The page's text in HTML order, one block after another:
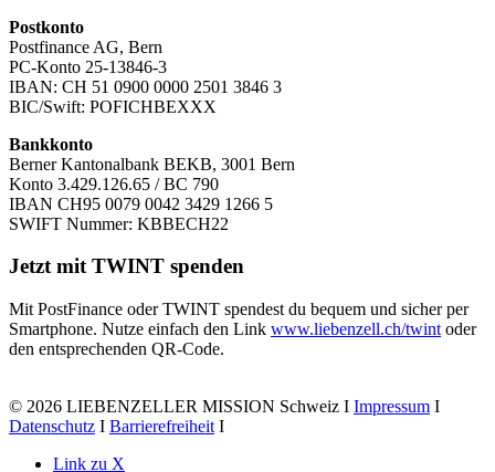
Postkonto
Postfinance AG, Bern
PC-Konto 25-13846-3
IBAN: CH 51 0900 0000 2501 3846 3
BIC/Swift: POFICHBEXXX
Bankkonto
Berner Kantonalbank BEKB, 3001 Bern
Konto 3.429.126.65 / BC 790
IBAN CH95 0079 0042 3429 1266 5
SWIFT Nummer: KBBECH22
Jetzt mit TWINT spenden
Mit PostFinance oder TWINT spendest du bequem und sicher per
Smartphone. Nutze einfach den Link www.liebenzell.ch/twint oder
den entsprechenden QR-Code.
© 2026 LIEBENZELLER MISSION Schweiz I Impressum I
Datenschutz I Barrierefreiheit I
Link zu X